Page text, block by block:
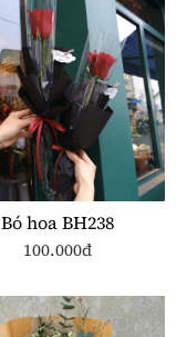
Bó hoa BH238
100.000đ